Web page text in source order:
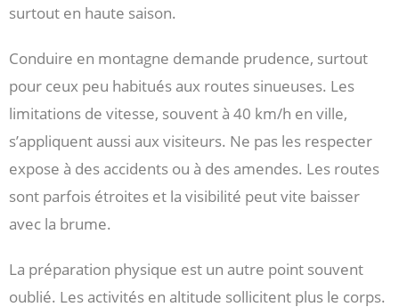
surtout en haute saison.
Conduire en montagne demande prudence, surtout
pour ceux peu habitués aux routes sinueuses. Les
limitations de vitesse, souvent à 40 km/h en ville,
s’appliquent aussi aux visiteurs. Ne pas les respecter
expose à des accidents ou à des amendes. Les routes
sont parfois étroites et la visibilité peut vite baisser
avec la brume.
La préparation physique est un autre point souvent
oublié. Les activités en altitude sollicitent plus le corps.